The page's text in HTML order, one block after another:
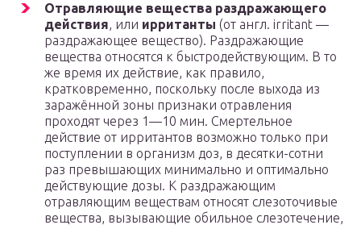
Отравляющие вещества раздражающего
действия, или ирританты (от англ. irritant —
раздражающее вещество). Раздражающие
вещества относятся к быстродействующим. В то
же время их действие, как правило,
кратковременно, поскольку после выхода из
заражённой зоны признаки отравления
проходят через 1—10 мин. Смертельное
действие от ирритантов возможно только при
поступлении в организм доз, в десятки-сотни
раз превышающих минимально и оптимально
действующие дозы. К раздражающим
отравляющим веществам относят слезоточивые
вещества, вызывающие обильное слезотечение,